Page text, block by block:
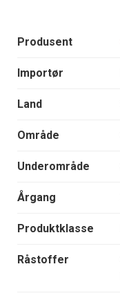
Produsent
Importør
Land
Område
Underområde
Årgang
Produktklasse
Råstoffer